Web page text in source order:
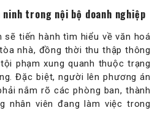
trong nội bộ doanh nghiệp
tiến hành tìm hiểu về văn hoá
nhà, đồng thời thu thập thông
phạm xung quanh thuộc trạng
Đặc biệt, người lên phương án
nắm rõ các phòng ban, thành
nhân viên đang làm việc trong